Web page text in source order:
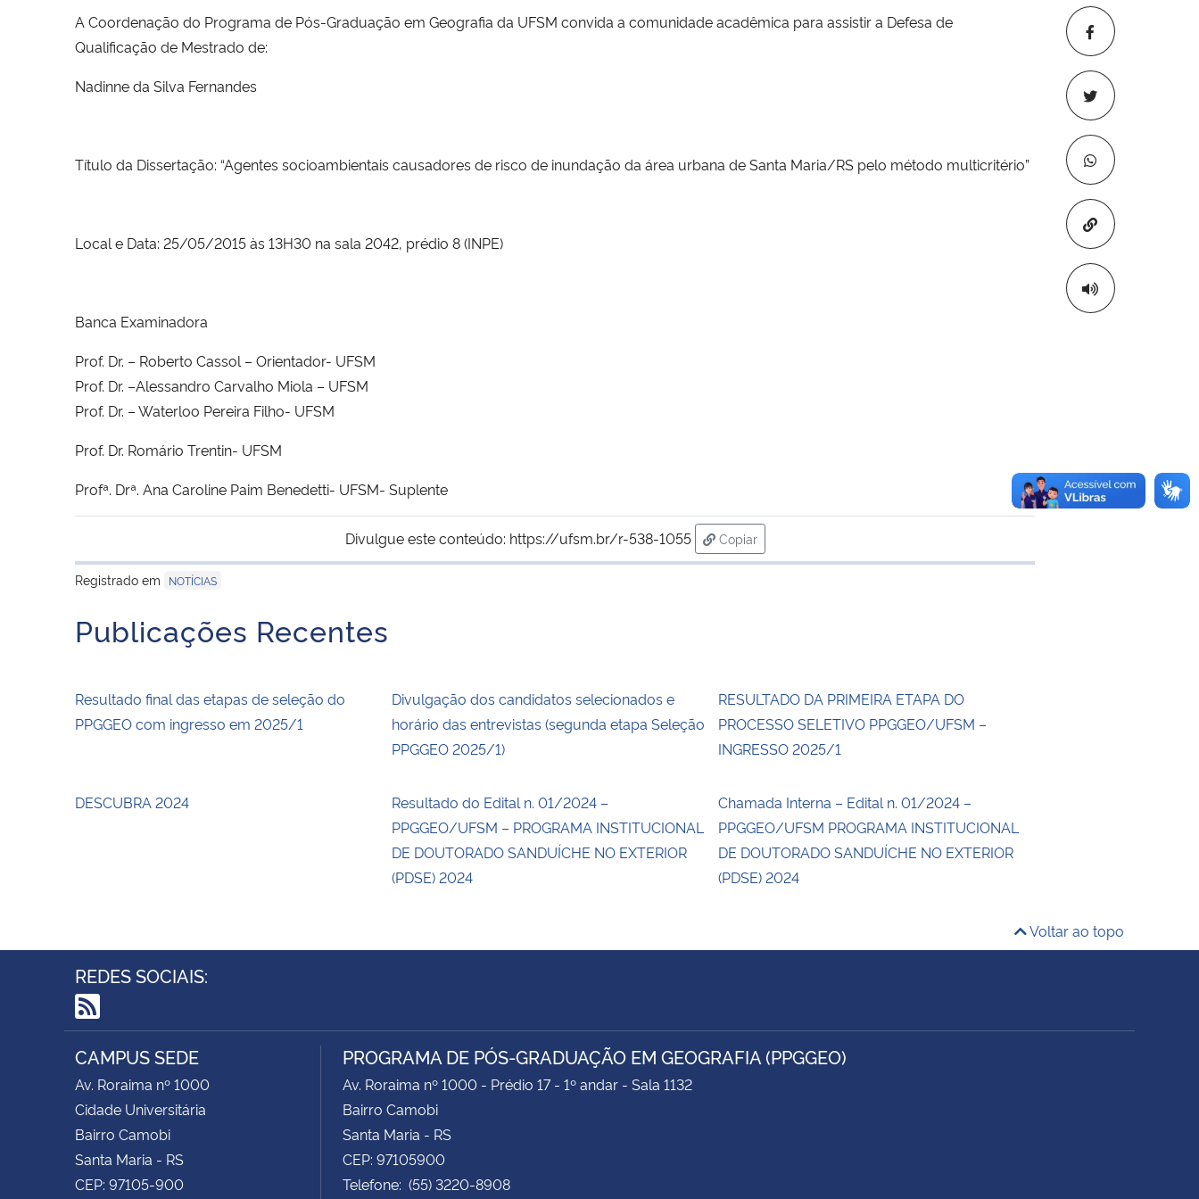
Copiar para
A Coordenação do Programa de Pós-Graduação em Geografia da UFSM convida a comunidade acadêmica para assistir a Defesa de
Qualificação de Mestrado de:
Nadinne da Silva Fernandes
Título da Dissertação: “Agentes socioambientais causadores de risco de inundação da área urbana de Santa Maria/RS pelo método multicritério”
Local e Data: 25/05/2015 às 13H30 na sala 2042, prédio 8 (INPE)
Banca Examinadora
Prof. Dr. – Roberto Cassol – Orientador- UFSM
Prof. Dr. –Alessandro Carvalho Miola – UFSM
Prof. Dr. – Waterloo Pereira Filho- UFSM
Prof. Dr. Romário Trentin- UFSM
Profª. Drª. Ana Caroline Paim Benedetti- UFSM- Suplente
Divulgue este conteúdo: https://ufsm.br/r-538-1055
Copiar
para área de transferência
Registrado em
NOTÍCIAS
Publicações Recentes
Resultado final das etapas de seleção do
PPGGEO com ingresso em 2025/1
Divulgação dos candidatos selecionados e
horário das entrevistas (segunda etapa Seleção
PPGGEO 2025/1)
RESULTADO DA PRIMEIRA ETAPA DO
PROCESSO SELETIVO PPGGEO/UFSM –
INGRESSO 2025/1
DESCUBRA 2024
Resultado do Edital n. 01/2024 –
PPGGEO/UFSM – PROGRAMA INSTITUCIONAL
DE DOUTORADO SANDUÍCHE NO EXTERIOR
(PDSE) 2024
Chamada Interna – Edital n. 01/2024 –
PPGGEO/UFSM PROGRAMA INSTITUCIONAL
DE DOUTORADO SANDUÍCHE NO EXTERIOR
(PDSE) 2024
Voltar ao topo
REDES SOCIAIS:
RSS
CAMPUS SEDE
Av. Roraima nº 1000
Cidade Universitária
Bairro Camobi
Santa Maria - RS
CEP: 97105-900
PROGRAMA DE PÓS-GRADUAÇÃO EM GEOGRAFIA (PPGGEO)
Av. Roraima nº 1000 - Prédio 17 - 1º andar - Sala 1132
Bairro Camobi
Santa Maria - RS
CEP: 97105900
Telefone: (55) 3220-8908